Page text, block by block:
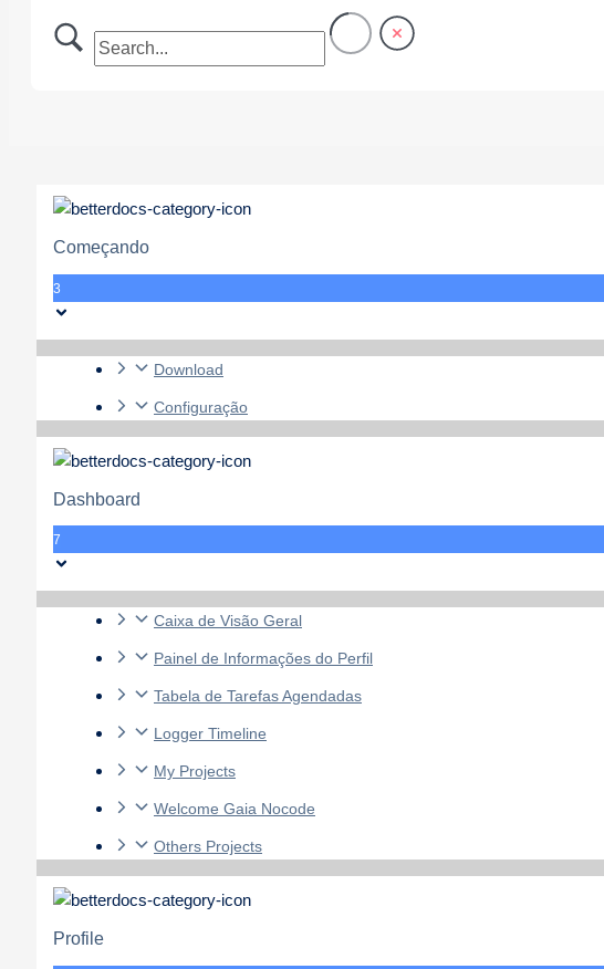
Começando
3
Download
Configuração
Dashboard
7
Caixa de Visão Geral
Painel de Informações do Perfil
Tabela de Tarefas Agendadas
Logger Timeline
My Projects
Welcome Gaia Nocode
Others Projects
Profile